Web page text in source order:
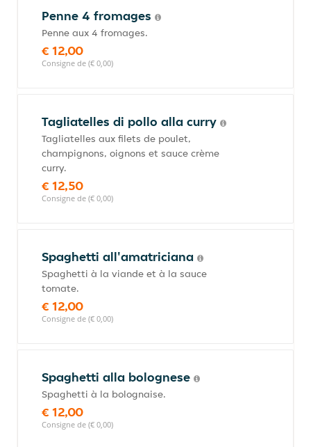
Penne 4 fromages
Penne aux 4 fromages.
€ 12,00
Consigne de (€ 0,00)
Tagliatelles di pollo alla curry
Tagliatelles aux filets de poulet,
champignons, oignons et sauce crème
curry.
€ 12,50
Consigne de (€ 0,00)
Spaghetti all'amatriciana
Spaghetti à la viande et à la sauce
tomate.
€ 12,00
Consigne de (€ 0,00)
Spaghetti alla bolognese
Spaghetti à la bolognaise.
€ 12,00
Consigne de (€ 0,00)